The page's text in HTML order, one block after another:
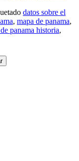
datos sobre el
, mapa de panama,
panama historia,